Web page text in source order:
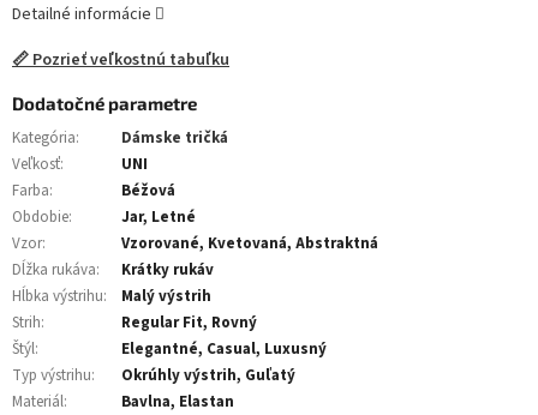
Detailné informácie
📏 Pozrieť veľkostnú tabuľku
Dodatočné parametre
Kategória:
Dámske tričká
Veľkosť:
UNI
Farba:
Béžová
Obdobie:
Jar, Letné
Vzor:
Vzorované, Kvetovaná, Abstraktná
Dĺžka rukáva:
Krátky rukáv
Hĺbka výstrihu:
Malý výstrih
Strih:
Regular Fit, Rovný
Štýl:
Elegantné, Casual, Luxusný
Typ výstrihu:
Okrúhly výstrih, Guľatý
Materiál:
Bavlna, Elastan